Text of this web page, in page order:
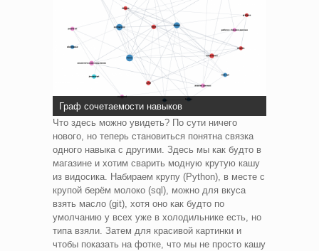
Граф сочетаемости навыков
Что здесь можно увидеть? По сути ничего
нового, но теперь становиться понятна связка
одного навыка с другими. Здесь мы как будто в
магазине и хотим сварить модную крутую кашу
из видосика. Набираем крупу (Python), в месте с
крупой берём молоко (sql), можно для вкуса
взять масло (git), хотя оно как будто по
умолчанию у всех уже в холодильнике есть, но
типа взяли. Затем для красивой картинки и
чтобы показать на фотке, что мы не просто кашу